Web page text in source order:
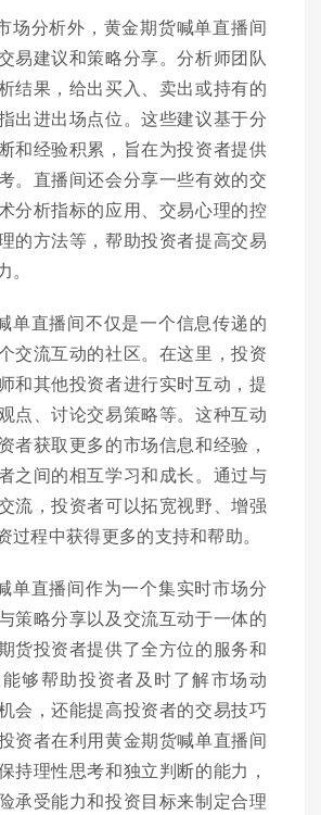
场分析外，黄金期货喊单直播间
易建议和策略分享。分析师团队
结果，给出买入、卖出或持有的
出进出场点位。这些建议基于分
和经验积累，旨在为投资者提供
。直播间还会分享一些有效的交
分析指标的应用、交易心理的控
的方法等，帮助投资者提高交易
单直播间不仅是一个信息传递的
交流互动的社区。在这里，投资
和其他投资者进行实时互动，提
点、讨论交易策略等。这种互动
者获取更多的市场信息和经验，
之间的相互学习和成长。通过与
流，投资者可以拓宽视野、增强
过程中获得更多的支持和帮助。
单直播间作为一个集实时市场分
策略分享以及交流互动于一体的
货投资者提供了全方位的服务和
够帮助投资者及时了解市场动
会，还能提高投资者的交易技巧
资者在利用黄金期货喊单直播间
持理性思考和独立判断的能力，
承受能力和投资目标来制定合理